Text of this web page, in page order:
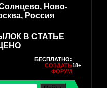
Ново-
Россия
В СТАТЬЕ
БЕСПЛАТНО:
СОЗДАТЬ
ФОРУМ
18+